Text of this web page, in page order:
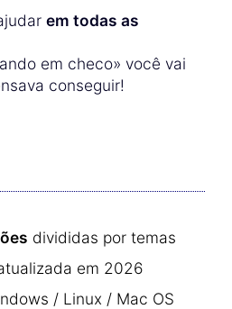
em todas as
em checo» você vai
conseguir!
divididas por temas
em 2026
/ Linux / Mac OS